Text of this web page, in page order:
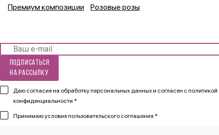
Премиум композиции
Розовые розы
Подписаться
на рассылку
Даю согласие на обработку персональных данных и согласен с политикой
конфиденциальности *
Принимаюусловия пользовательского соглашения *